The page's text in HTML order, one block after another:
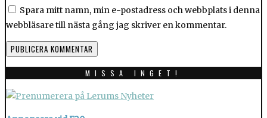
Spara mitt namn, min e-postadress och webbplats i denna
webbläsare till nästa gång jag skriver en kommentar.
MISSA INGET!